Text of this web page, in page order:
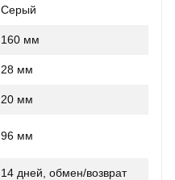
Серый
160 мм
28 мм
20 мм
96 мм
14 дней, обмен/возврат